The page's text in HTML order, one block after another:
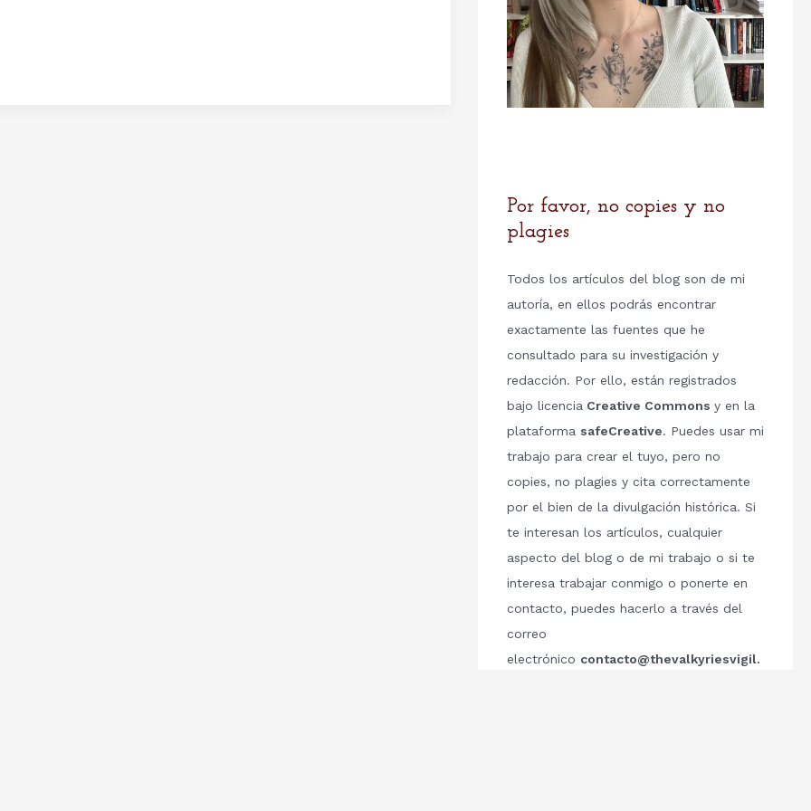
Por favor, no copies y no
plagies
Todos los artículos del blog son de mi
autoría, en ellos podrás encontrar
exactamente las fuentes que he
consultado para su investigación y
redacción. Por ello, están registrados
bajo licencia Creative Commons y en la
plataforma safeCreative. Puedes usar mi
trabajo para crear el tuyo, pero no
copies, no plagies y cita correctamente
por el bien de la divulgación histórica. Si
te interesan los artículos, cualquier
aspecto del blog o de mi trabajo o si te
interesa trabajar conmigo o ponerte en
contacto, puedes hacerlo a través del
correo
electrónico contacto@thevalkyriesvigil.